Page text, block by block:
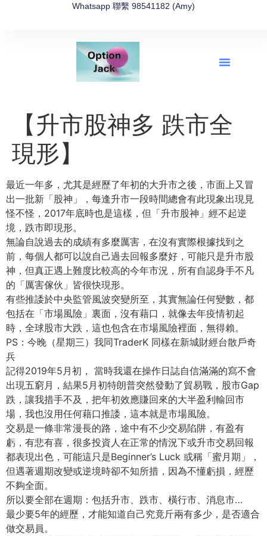
Whatsapp 聯繫 98541182 (Amy)
【升市股神多 跌市全
現形】
最近一年多，尤其是經歷了年初的大升市之後，市面上又冒
出一批新「股神」，每逢升市一段時間總會有此現象出現見
怪不怪，2017年底時也是這樣，但「升市股神」經不起逆
境，跌市即現形。
無論自說過去的成績有多麼厲害，在沒有實際根據找到之
前，每個人都可以說自己過去回報多麼好，可能只是升市股
神，但真正遇上難度比較高的今年市況，所有自認身手不凡
的「厲害傢伙」皆很快現形。
有些推諉於中央監管風波突變所至，其實無論任何變數，都
包括在「市場風險」裏面，沒有藉口，就像去年疫情初起
時，全球股市大跌，這也包含在市場風險裡面，無得賴。
PS：今晚（星期三）我同TraderK 同樣在新城財經台散戶奇
兵
記得2019年5月初， 當時我還在操作日誌自信滿滿的寫不會
出現五窮月，結果5月初特朗普突然發動了貿易戰，股市Gap
跌，讓我措手不及，把年初效應賺回來的大半盈利輸回市
場，我也沒用任何藉口推諉，這本就是市場風險。
交易是一條非常漫長的路，途中有不少交易陷阱，有盈有
虧，有悲有喜，很多投資人在正常的情況下或升市交易回報
都表現出色，可能這只是Beginner’s Luck 或稱「蜜月期」，
但遇著週期改變或逆境時卻不知所措，因為不懂虧損，經歷
不夠全面。
所以要全部在週期：包括升市、跌市、橫行市、消息市…
最少要5年的經歷，才能知道自己究竟斤兩有多少，是否適合
做交易員。